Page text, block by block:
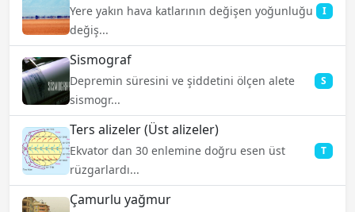
Yere yakın hava katlarının değişen yoğunluğu
değiş...
I
Sismograf
Depremin süresini ve şiddetini ölçen alete
sismogr...
S
Ters alizeler (Üst alizeler)
Ekvator dan 30 enlemine doğru esen üst
rüzgarlardı...
T
Çamurlu yağmur